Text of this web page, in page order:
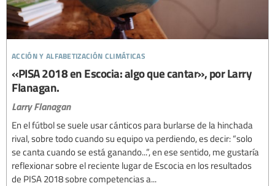
acción y alfabetización climáticas
«PISA 2018 en Escocia: algo que cantar», por Larry
Flanagan.
Larry Flanagan
En el fútbol se suele usar cánticos para burlarse de la hinchada
rival, sobre todo cuando su equipo va perdiendo, es decir: “solo
se canta cuando se está ganando...”, en ese sentido, me gustaría
reflexionar sobre el reciente lugar de Escocia en los resultados
de PISA 2018 sobre competencias a...